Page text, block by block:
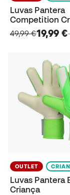
Luvas Pantera
Competition
49,99 €19,99 €
OUTLET
Luvas Pantera
Criança